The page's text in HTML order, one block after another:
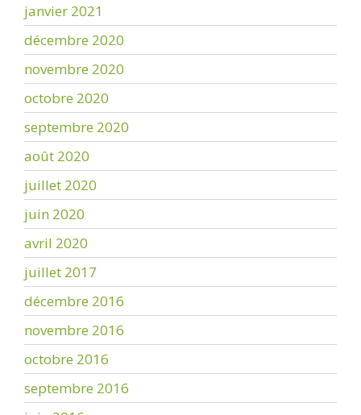
janvier 2021
décembre 2020
novembre 2020
octobre 2020
septembre 2020
août 2020
juillet 2020
juin 2020
avril 2020
juillet 2017
décembre 2016
novembre 2016
octobre 2016
septembre 2016